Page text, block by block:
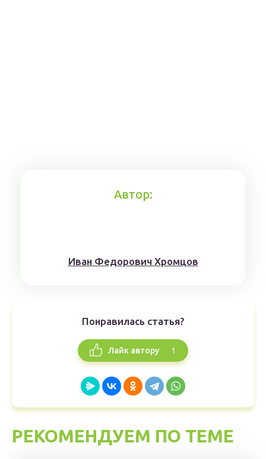
Автор:
Иван Федорович Хромцов
Понравилась статья?
Лайк автору 1
РЕКОМЕНДУЕМ ПО ТЕМЕ